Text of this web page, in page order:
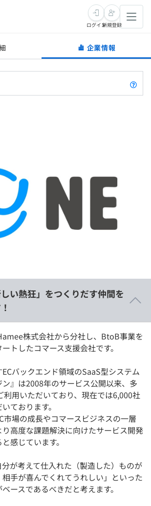
ログイン新規登録
企業情報
い熱狂」をつくりだす仲間を
株式会社から分社し、BtoB事業を
トしたコマース支援会社です。
バックエンド領域のSaaS型システム
ン』は2008年のサービス公開以来、多
利用いただいており、現在では6,000社
ております。
市場の成長やコマースビジネスの一層
高度な課題解決に向けたサービス開発
感じています。
が考えて仕入れた（製造した）ものが
手が喜んでくれてうれしい」といった
ースであるべきだと考えます。